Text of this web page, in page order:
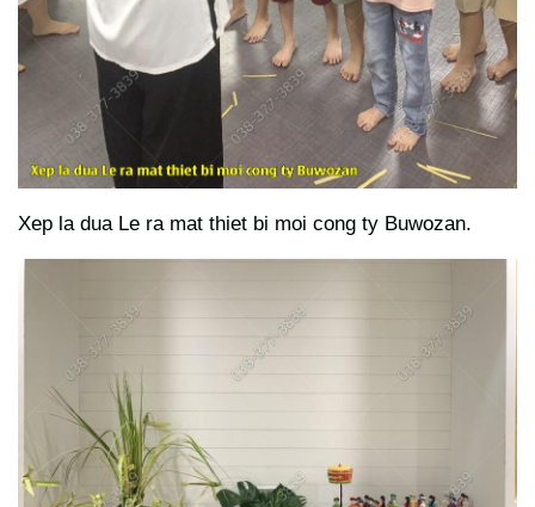
Xep la dua Le ra mat thiet bi moi cong ty Buwozan.